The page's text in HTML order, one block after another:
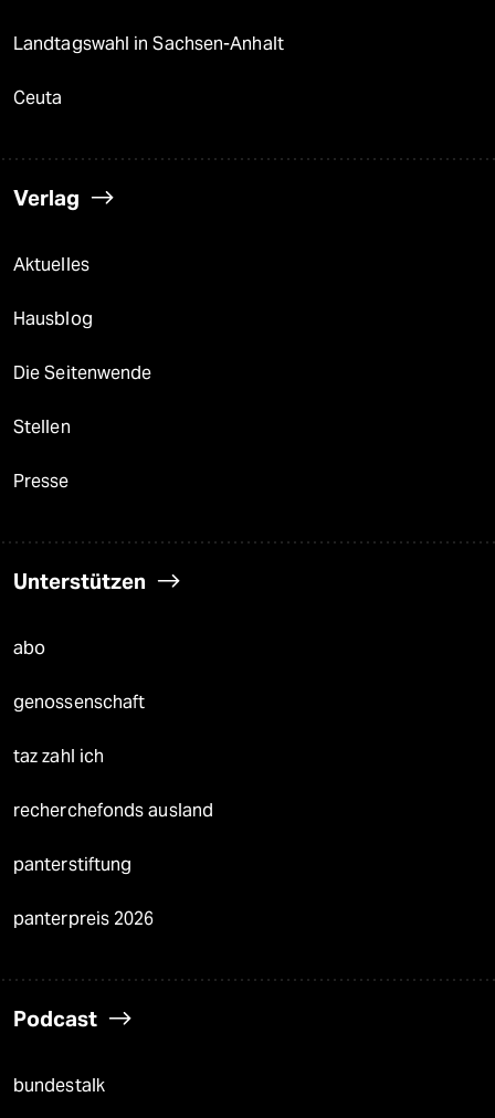
Landtagswahl in Sachsen-Anhalt
Ceuta
Verlag
Aktuelles
Hausblog
Die Seitenwende
Stellen
Presse
Unterstützen
abo
genossenschaft
taz zahl ich
recherchefonds ausland
panterstiftung
panterpreis 2026
Podcast
bundestalk